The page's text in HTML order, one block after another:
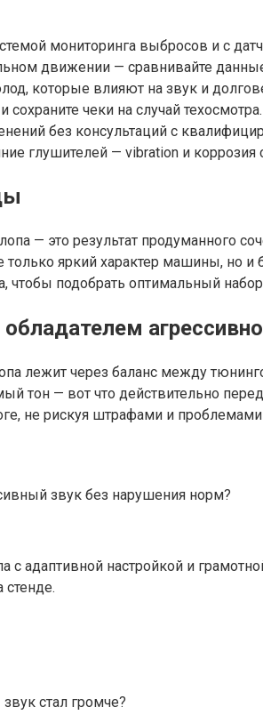
мониторинга выбросов и с
движении — сравнивайте
которые влияют на звук и
чеки на случай техосмотра.
без консультаций с
глушителей — vibration и коррозия
— это результат продуманного
только яркий характер машины, но
чтобы подобрать оптимальный
лежит через баланс между
тон — вот что действительно
не рискуя штрафами и проблемами
звук без нарушения норм?
адаптивной настройкой и
стал громче?